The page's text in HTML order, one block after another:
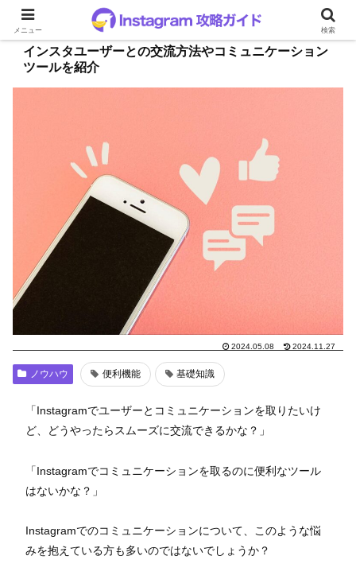
インスタユーザーとの交流方法やコミュニケーション
ツールを紹介
2024.05.08 2024.11.27
ノウハウ 便利機能 基礎知識
「Instagramでユーザーとコミュニケーションを取りたいけ
ど、どうやったらスムーズに交流できるかな？」
「Instagramでコミュニケーションを取るのに便利なツール
はないかな？」
Instagramでのコミュニケーションについて、このような悩
みを抱えている方も多いのではないでしょうか？
メニュー 検索